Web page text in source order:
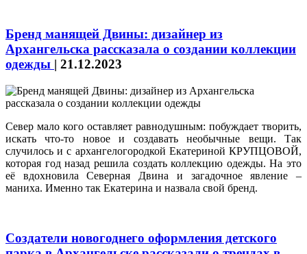
Бренд манящей Двины: дизайнер из
Архангельска рассказала о создании коллекции
одежды | 21.12.2023
Север мало кого оставляет равнодушным: побуждает творить,
искать что‑то новое и создавать необычные вещи. Так
случилось и с архангелогородкой Екатериной КРУПЦОВОЙ,
которая год назад решила создать коллекцию одежды. На это
её вдохновила Северная Двина и загадочное явление –
маниха. Именно так Екатерина и назвала свой бренд.
Создатели новогоднего оформления детского